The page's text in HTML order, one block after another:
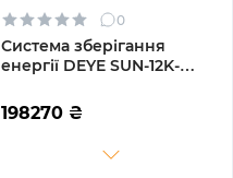
0
Система зберігання
енергії DEYE SUN-12K-
LFP-W 12kW 15.36kWh
3BAT LiFePO4 6500 циклів
198270 ₴